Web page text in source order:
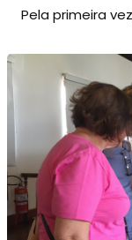
Pela primeira